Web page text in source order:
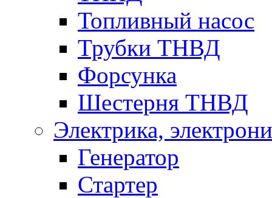
Топливный насос
Трубки ТНВД
Форсунка
Шестерня ТНВД
Электрика,
Генератор
Стартер